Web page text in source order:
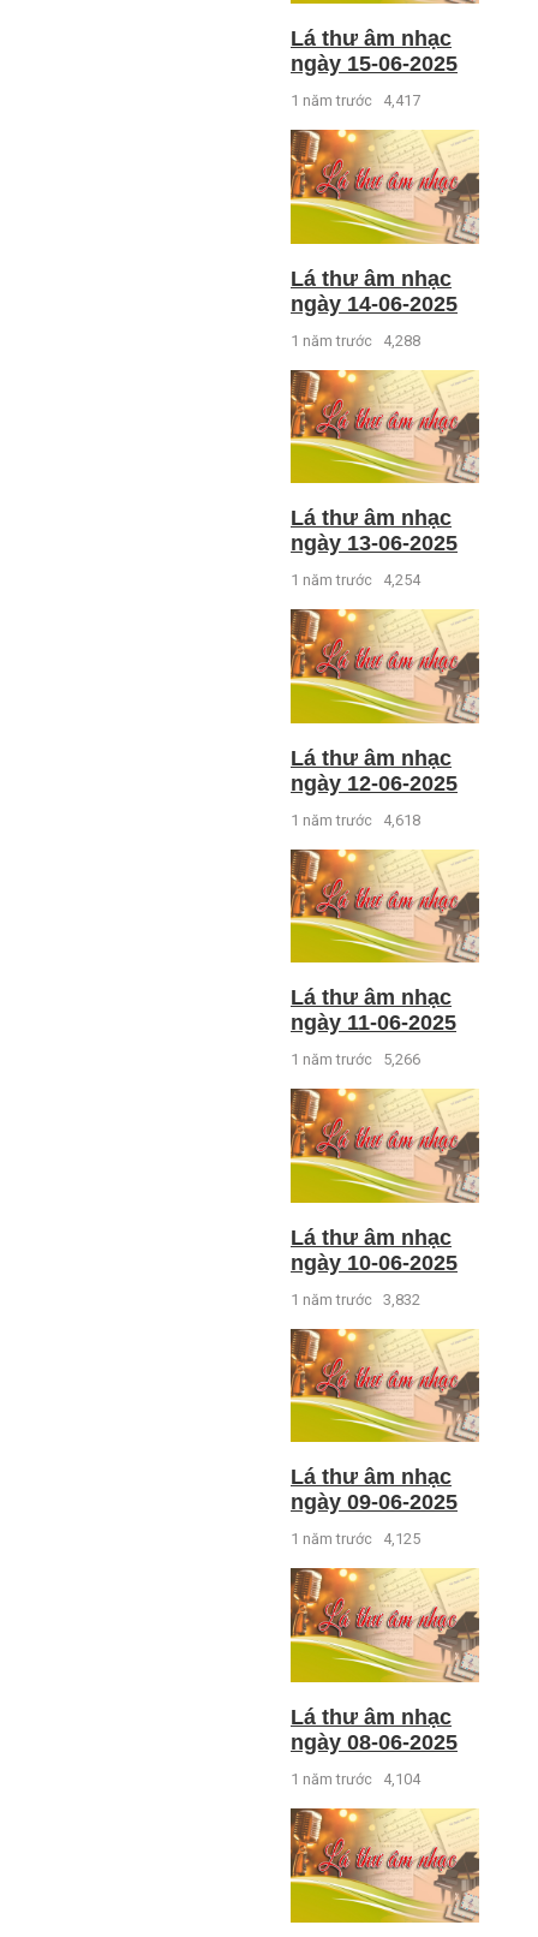
Lá thư âm nhạc
ngày 15-06-2025
1 năm trước 4,417
Lá thư âm nhạc
ngày 14-06-2025
1 năm trước 4,288
Lá thư âm nhạc
ngày 13-06-2025
1 năm trước 4,254
Lá thư âm nhạc
ngày 12-06-2025
1 năm trước 4,618
Lá thư âm nhạc
ngày 11-06-2025
1 năm trước 5,266
Lá thư âm nhạc
ngày 10-06-2025
1 năm trước 3,832
Lá thư âm nhạc
ngày 09-06-2025
1 năm trước 4,125
Lá thư âm nhạc
ngày 08-06-2025
1 năm trước 4,104